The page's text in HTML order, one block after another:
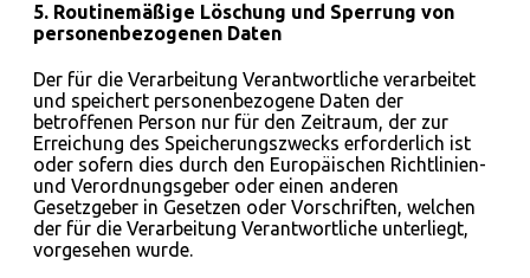
5. Routinemäßige Löschung und Sperrung von
personenbezogenen Daten
Der für die Verarbeitung Verantwortliche verarbeitet
und speichert personenbezogene Daten der
betroffenen Person nur für den Zeitraum, der zur
Erreichung des Speicherungszwecks erforderlich ist
oder sofern dies durch den Europäischen Richtlinien-
und Verordnungsgeber oder einen anderen
Gesetzgeber in Gesetzen oder Vorschriften, welchen
der für die Verarbeitung Verantwortliche unterliegt,
vorgesehen wurde.